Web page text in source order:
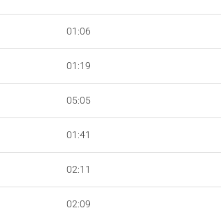
01:06
01:19
05:05
01:41
02:11
02:09